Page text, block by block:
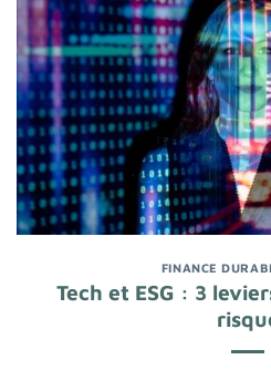
FINANCE
Tech et ESG : 3